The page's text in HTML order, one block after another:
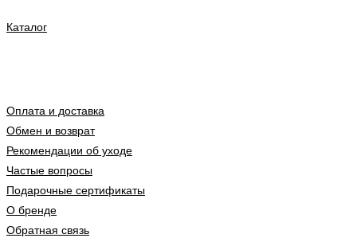
Каталог
Оплата и доставка
Обмен и возврат
Рекомендации об уходе
Частые вопросы
Подарочные сертификаты
О бренде
Обратная связь